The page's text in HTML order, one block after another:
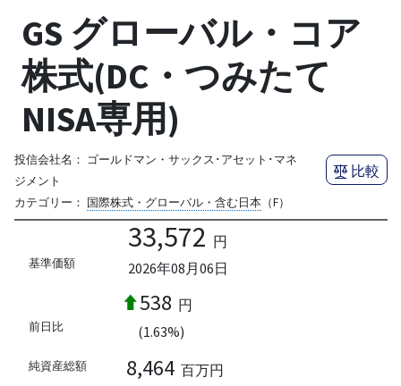
GS グローバル・コア
株式(DC・つみたて
NISA専用)
投信会社名： ゴールドマン・サックス･アセット･マネ
ジメント
カテゴリー： 国際株式・グローバル・含む日本（F）
比較
基準価額
33,572 円
2026年08月06日
前日比
538 円
(1.63%)
純資産総額 8,464 百万円